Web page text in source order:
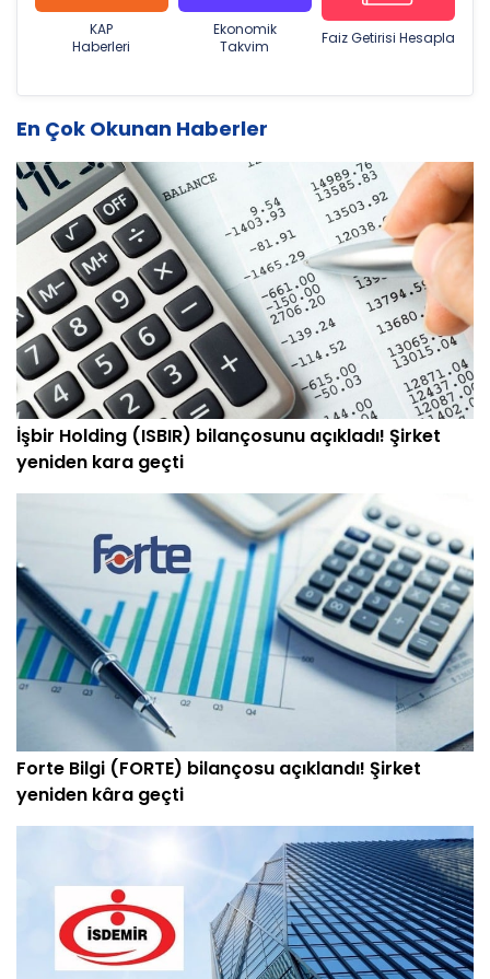
KAP
Haberleri
Ekonomik
Takvim
Faiz Getirisi Hesapla
En Çok Okunan Haberler
İşbir Holding (ISBIR) bilançosunu açıkladı! Şirket
yeniden kara geçti
Forte Bilgi (FORTE) bilançosu açıklandı! Şirket
yeniden kâra geçti